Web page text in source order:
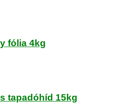
fólia 4kg
tapadóhíd 15kg